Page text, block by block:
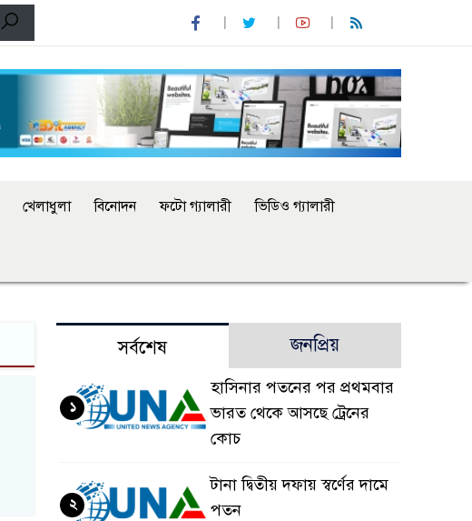
খেলাধুলা বিনোদন ফটো গ্যালারী ভিডিও গ্যালারী
সর্বশেষ জনপ্রিয়
হাসিনার পতনের পর প্রথমবার
ভারত থেকে আসছে ট্রেনের
কোচ
১
টানা দ্বিতীয় দফায় স্বর্ণের দামে
পতন
২